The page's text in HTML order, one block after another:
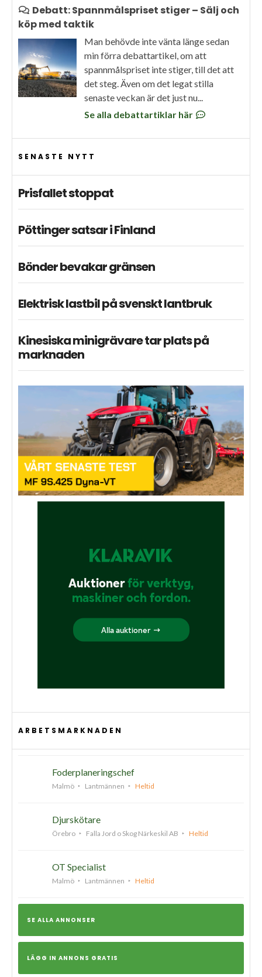
Debatt: Spannmålspriset stiger – Sälj och
köp med taktik
Man behövde inte vänta länge sedan
min förra debattartikel, om att
spannmålspriset inte stiger, till det att
det steg. Även om det legat stilla
senaste veckan är det just nu...
Se alla debattartiklar här
SENASTE NYTT
Prisfallet stoppat
Pöttinger satsar i Finland
Bönder bevakar gränsen
Elektrisk lastbil på svenskt lantbruk
Kinesiska minigrävare tar plats på
marknaden
ARBETSMARKNADEN
Foderplaneringschef
Malmö Lantmännen Heltid
Djurskötare
Örebro Falla Jord o Skog Närkeskil AB Heltid
OT Specialist
Malmö Lantmännen Heltid
SE ALLA ANNONSER
LÄGG IN ANNONS GRATIS